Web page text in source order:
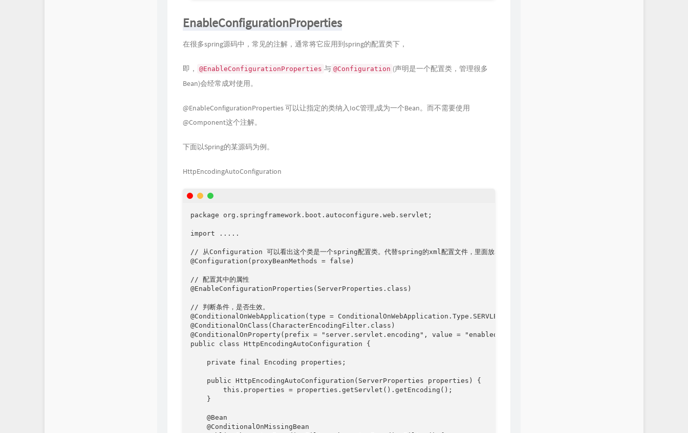
EnableConfigurationProperties
在很多spring源码中，常见的注解，通常将它应用到spring的配置类下，
即， @EnableConfigurationProperties 与 @Configuration (声明是一个配置类，管理很多
Bean)会经常成对使用。
@EnableConfigurationProperties 可以让指定的类纳入IoC管理,成为一个Bean。而不需要使用
@Component这个注解。
下面以Spring的某源码为例。
HttpEncodingAutoConfiguration
package org.springframework.boot.autoconfigure.web.servlet;
import .....
// 从Configuration 可以看出这个类是一个spring配置类。代替spring的xml配置文件，里面放着各种bean配置声明
@Configuration(proxyBeanMethods = false)
// 配置其中的属性
@EnableConfigurationProperties(ServerProperties.class)
// 判断条件，是否生效。
@ConditionalOnWebApplication(type = ConditionalOnWebApplication.Type.SERVLET)
@ConditionalOnClass(CharacterEncodingFilter.class)
@ConditionalOnProperty(prefix = "server.servlet.encoding", value = "enabled", matchIfMissing = true)
public class HttpEncodingAutoConfiguration {
    private final Encoding properties;
    public HttpEncodingAutoConfiguration(ServerProperties properties) {
        this.properties = properties.getServlet().getEncoding();
    }
    @Bean
    @ConditionalOnMissingBean